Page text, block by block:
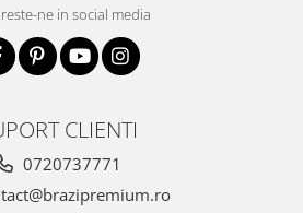
ne in social media
CLIENTI
0720737771